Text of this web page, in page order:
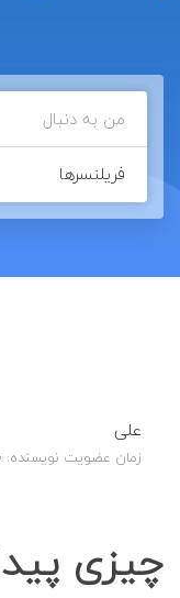
فریلنسرها
علی
زمان عضویت نویسنده: 10 اردیبهشت, 1402
چیزی